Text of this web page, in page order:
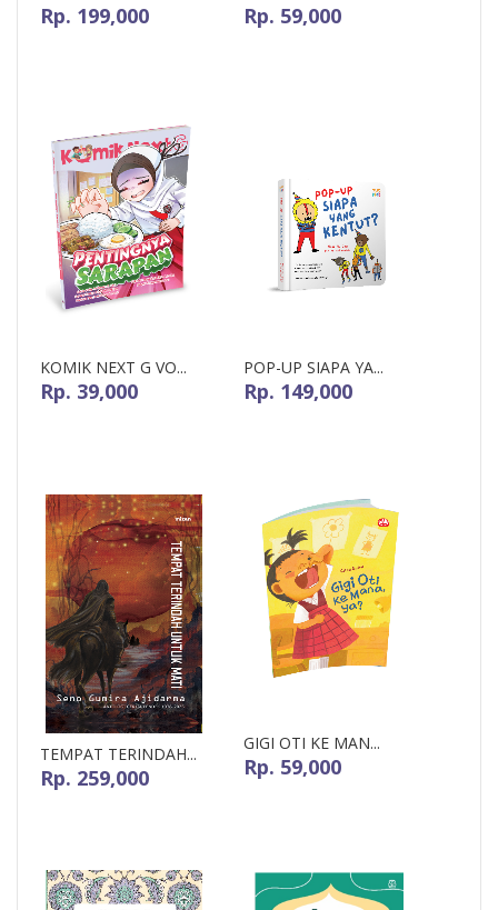
Rp. 199,000 Rp. 59,000
KOMIK NEXT G VO...
Rp. 39,000
POP-UP SIAPA YA...
Rp. 149,000
TEMPAT TERINDAH...
Rp. 259,000
GIGI OTI KE MAN...
Rp. 59,000